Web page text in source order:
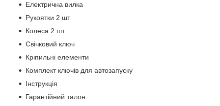
Електрична вилка
Рукоятки 2 шт
Колеса 2 шт
Свічковий ключ
Кріпильні елементи
Комплект ключів для автозапуску
Інструкція
Гарантійний талон